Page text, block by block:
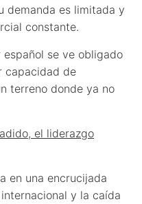
demanda es limitada y
constante.
se ve obligado
capacidad de
terreno donde ya no
el liderazgo
en una encrucijada
y la caída